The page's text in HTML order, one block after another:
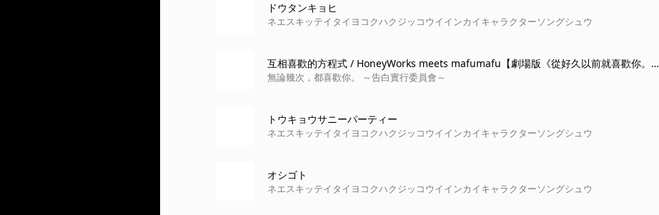
ドウタンキョヒ
ネエスキッテイタイヨコクハクジッコウイインカイキャラクターソングシュウ
互相喜歡的方程式 / HoneyWorks meets mafumafu【劇場版《從好久以前就喜歡你。》
插曲】
無論幾次，都喜歡你。 ～告白實行委員會～
トウキョウサニーパーティー
ネエスキッテイタイヨコクハクジッコウイインカイキャラクターソングシュウ
オシゴト
ネエスキッテイタイヨコクハクジッコウイインカイキャラクターソングシュウ